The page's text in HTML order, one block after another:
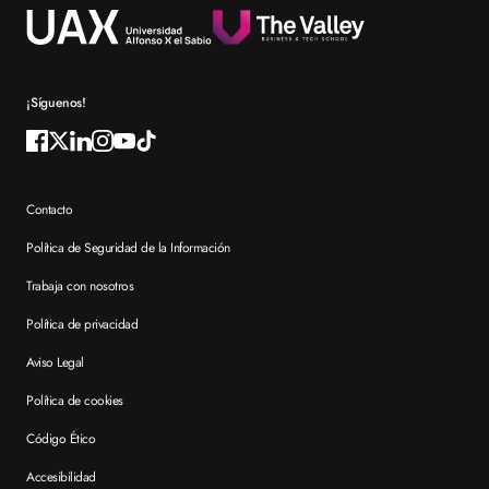
Reconocimientos
¡Síguenos!
Contacto
Política de Seguridad de la Información
Trabaja con nosotros
Política de privacidad
Aviso Legal
Política de cookies
Código Ético
Accesibilidad